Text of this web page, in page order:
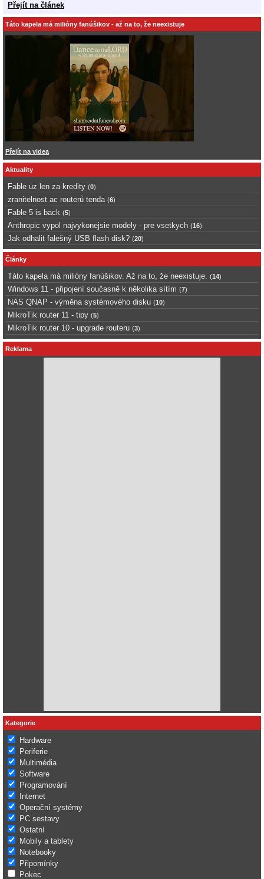
Přejít na článek
Táto kapela má milióny fanúšikov - až na to, že neexistuje
Přejít na videa
Aktuality
Fable uz len za kredity (0)
zranitelnost ac routerů tenda (6)
Fable 5 is back (5)
Anthropic vypol najvykonejsie modely - pre vsetkych (16)
Jak odhalit falešný USB flash disk? (20)
Články
Táto kapela má milióny fanúšikov. Až na to, že neexistuje. (14)
Windows 11 - připojení současně k několika sítím (7)
NAS QNAP - výměna systémového disku (10)
MikroTik router 11 - tipy (5)
MikroTik router 10 - upgrade routeru (3)
Reklama
Kategorie
Hardware
Periferie
Multimédia
Software
Programování
Internet
Operační systémy
PC sestavy
Ostatní
Mobily a tablety
Notebooky
Připomínky
Pokec